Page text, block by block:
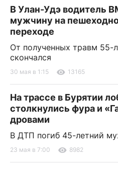
В Улан-Удэ водитель
мужчину на
переходе
От полученных травм 55-
скончался
30 мая в 1:15 13165
На трассе в Бурятии
столкнулись фура и
дровами
В ДТП погиб 45-летний
23 мая в 7:00 8982